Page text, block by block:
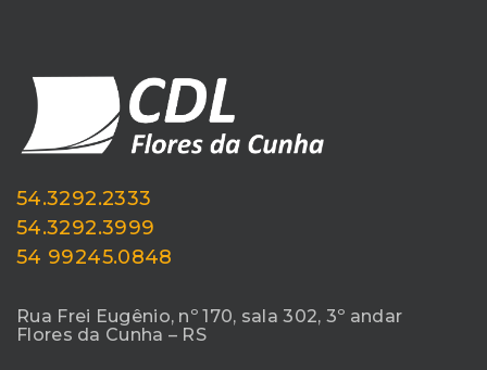
54.3292.2333
54.3292.3999
54 99245.0848
Rua Frei Eugênio, nº 170, sala 302, 3º andar
Flores da Cunha – RS